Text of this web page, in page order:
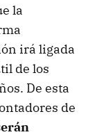
la
irá ligada
de los
De esta
de